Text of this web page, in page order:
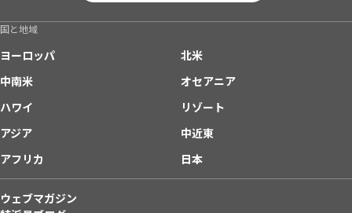
国と地域
ヨーロッパ
北米
中南米
オセアニア
ハワイ
リゾート
アジア
中近東
アフリカ
日本
ウェブマガジン